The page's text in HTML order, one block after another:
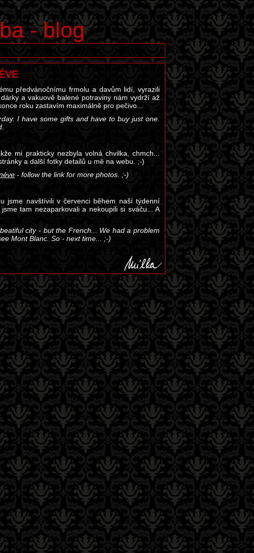
- blog
předvánočnímu frmolu a davům lidí, vyrazili
a vakuově balené potraviny nám vydrží až
roku zastavím maximálně pro pečivo...
I have some gifts and have to buy just one.
mi prakticky nezbyla volná chvilka, chmch...
a další fotky detailů u mě na webu. ;-)
- follow the link for more photos. ;-)
jsme navštívili v červenci během naší týdenní
tam nezaparkovali a nekoupili si sváču... A
city - but the French... We had a problem
Mont Blanc. So - next time... ;-)